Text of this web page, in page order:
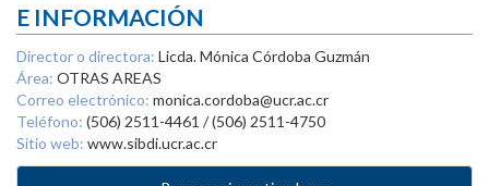
E INFORMACIÓN
Director o directora: Licda. Mónica Córdoba Guzmán
Área: OTRAS AREAS
Correo electrónico: monica.cordoba@ucr.ac.cr
Teléfono: (506) 2511-4461 / (506) 2511-4750
Sitio web: www.sibdi.ucr.ac.cr